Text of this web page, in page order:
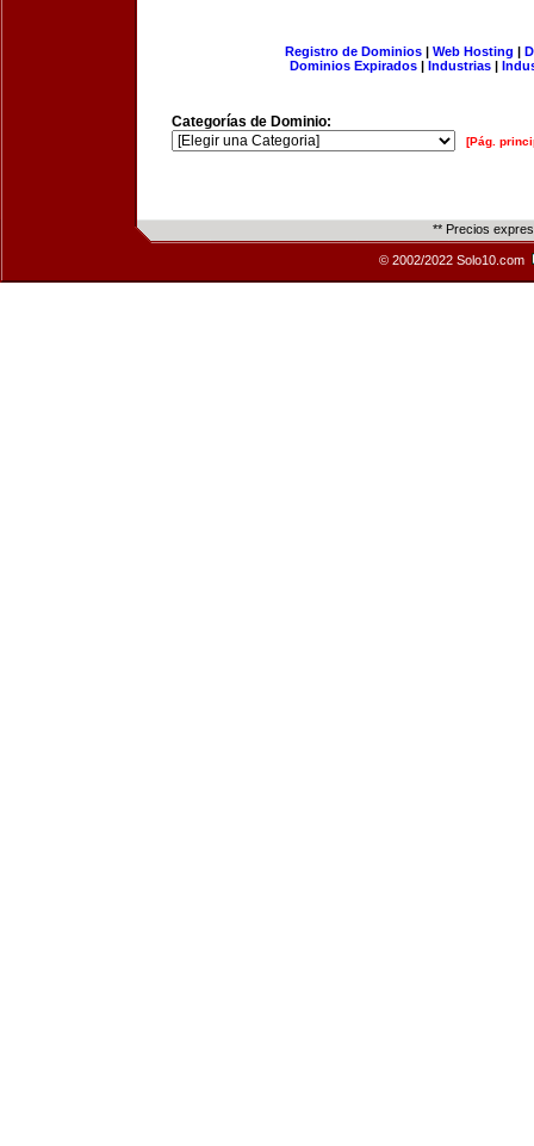
Registro de Dominios| Web Hosting |
Dominios Expirados | Industrias |
Categorías de Dominio:
[Pág.
** Precios
© 2002/2022 Solo10.com